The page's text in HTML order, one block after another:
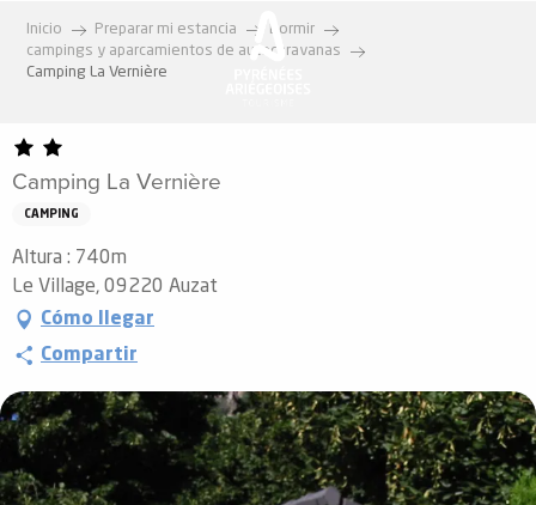
contenu
Inicio Preparar mi estancia
Dormir
campings y aparcamientos de autocaravanas
Camping La Vernière
Camping La Vernière
CAMPING
Altura : 740m
Le Village, 09220 Auzat
Cómo llegar
Compartir